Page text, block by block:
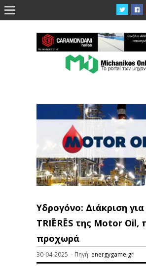
Υδρογόνο: Διάκριση
TRIĒRĒS της Motor Oil,
προχωρά
30-04-2025 - Πηγή: energygame.gr